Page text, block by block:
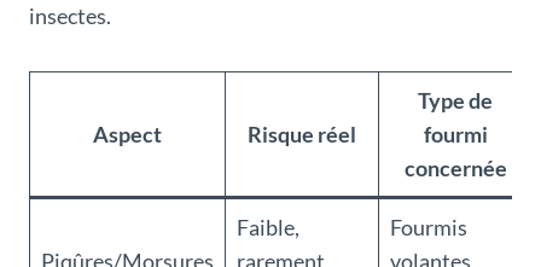
insectes.
Aspect Risque réel
Type de
fourmi
concernée
Piqûres/Morsures
Faible,
rarement
Fourmis
volantes